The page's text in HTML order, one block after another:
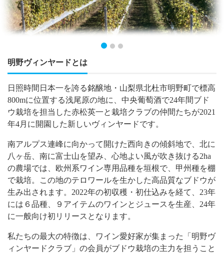
明野ヴィンヤードとは
日照時間日本一を誇る銘醸地・山梨県北杜市明野町で標高
800mに位置する浅尾原の地に、中央葡萄酒で24年間ブド
ウ栽培を担当した赤松英一と栽培クラブの仲間たちが2021
年4月に開園した新しいヴィンヤードです。
南アルプス連峰に向かって開けた西向きの傾斜地で、北に
八ヶ岳、南に富士山を望み、心地よい風が吹き抜ける2ha
の農場では、欧州系ワイン専用品種を垣根で、甲州種を棚
で栽培。この地のテロワールを生かした高品質なブドウが
生み出されます。2022年の初収穫・初仕込みを経て、23年
には６品種、９アイテムのワインとジュースを生産、24年
に一般向け初リリースとなります。
私たちの最大の特徴は、ワイン愛好家が集まった「明野ヴ
ィンヤードクラブ」の会員がブドウ栽培の主力を担うこと